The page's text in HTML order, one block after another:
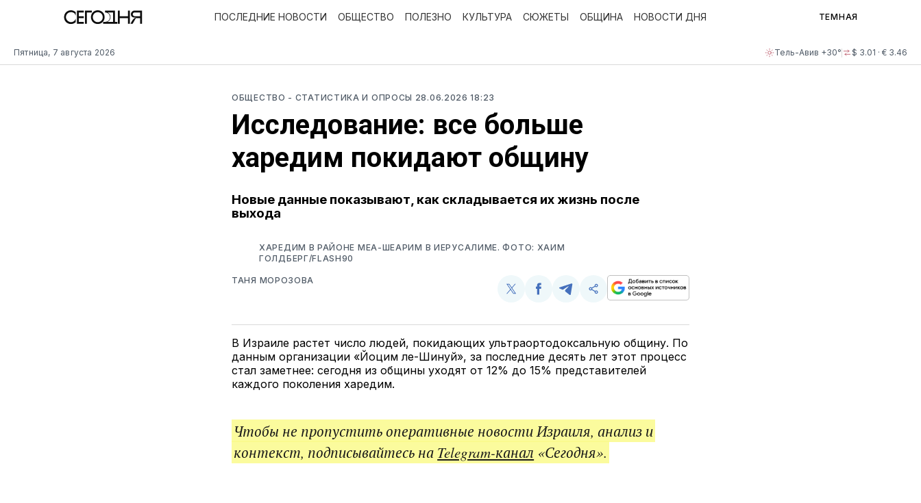
Пятница, 7 августа 2026 Тель-Авив +30° $ 3.01 · € 3.46
ПОСЛЕДНИЕ НОВОСТИ ОБЩЕСТВО ПОЛЕЗНО КУЛЬТУРА СЮЖЕТЫ ОБЩИНА НОВОСТИ ДНЯ ТЕМНАЯ
ОБЩЕСТВО - СТАТИСТИКА И ОПРОСЫ 28.06.2026 18:23
Исследование: все больше
харедим покидают общину
Новые данные показывают, как складывается их жизнь после
выхода
ХАРЕДИМ В РАЙОНЕ МЕА-ШЕАРИМ В ИЕРУСАЛИМЕ. ФОТО: ХАИМ
ГОЛДБЕРГ/FLASH90
ТАНЯ МОРОЗОВА
Поделиться
Twitter
Поделиться
Facebook
Поделиться
Telegram
Скопируйте
поделитесь
ссылкой
В Израиле растет число людей, покидающих ультраортодоксальную общину. По
данным организации «Йоцим ле-Шинуй», за последние десять лет этот процесс
стал заметнее: сегодня из общины уходят от 12% до 15% представителей
каждого поколения харедим.
Чтобы не пропустить оперативные новости Израиля, анализ и
контекст, подписывайтесь на Telegram-канал «Сегодня».